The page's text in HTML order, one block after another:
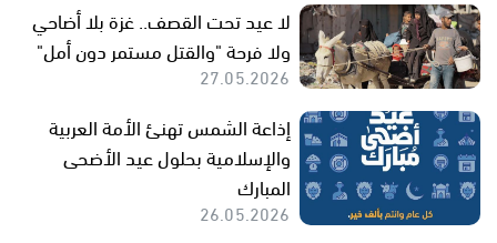
لا عيد تحت القصف.. غزة بلا أضاحي
ولا فرحة "والقتل مستمر دون أمل"
27.05.2026
إذاعة الشمس تهنئ الأمة العربية
والإسلامية بحلول عيد الأضحى
المبارك
26.05.2026